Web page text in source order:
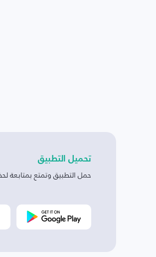
تحميل التطبيق
حمل التطبيق وتمتع بمتابعة